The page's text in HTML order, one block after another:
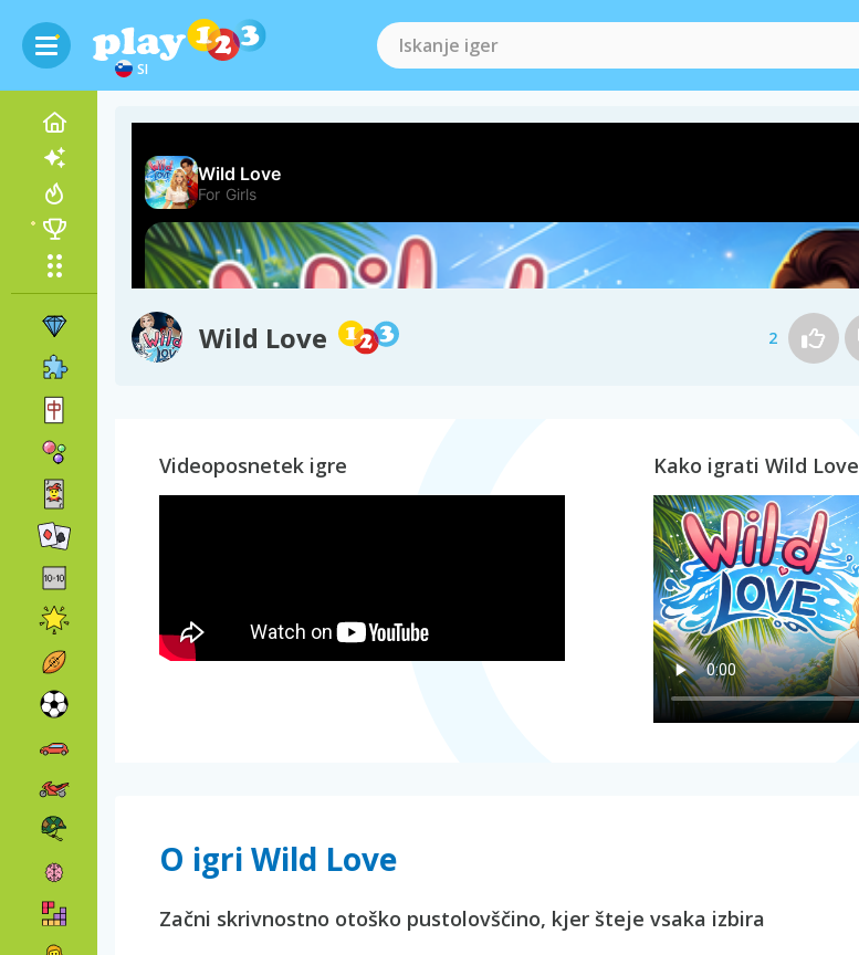
SI
Wild Love 2
Videoposnetek igre Kako igrati Wild Love
O igri Wild Love
Začni skrivnostno otoško pustolovščino, kjer šteje vsaka izbira